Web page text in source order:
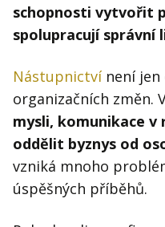
schopnosti vytvořit
spolupracují správní
Nástupnictvínení jen
organizačních změn.
mysli, komunikace v
oddělit byznys od
vzniká mnoho
úspěšných příběhů.